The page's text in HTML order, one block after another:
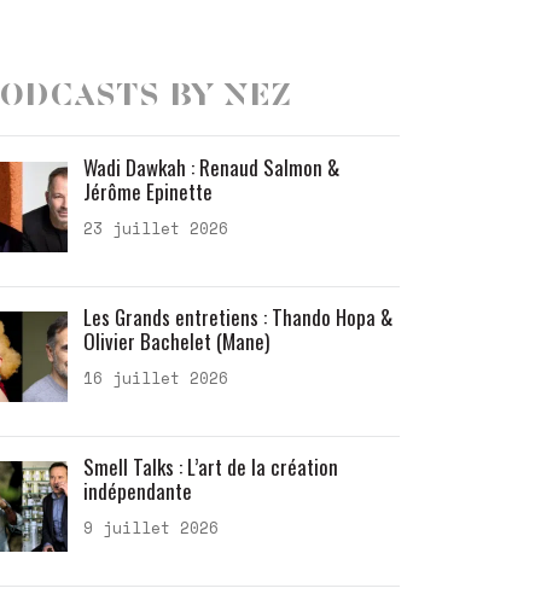
by Nez
Wadi Dawkah : Renaud Salmon &
Jérôme Epinette
23 juillet 2026
Les Grands entretiens : Thando Hopa &
Olivier Bachelet (Mane)
16 juillet 2026
Smell Talks : L’art de la création
indépendante
9 juillet 2026